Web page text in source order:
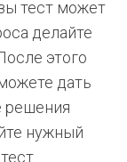
тест может
делайте
этого
дать
решения
нужный